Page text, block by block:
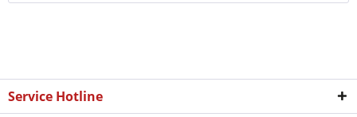
Service Hotline